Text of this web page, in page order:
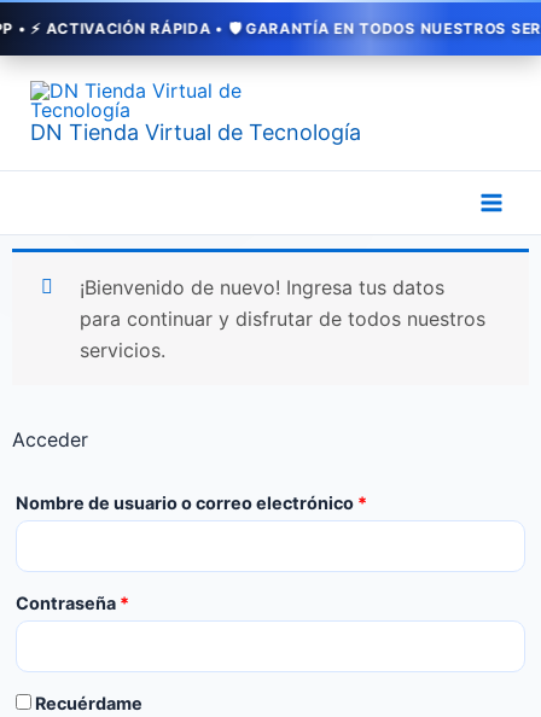
RÁPIDA • 🛡️ GARANTÍA EN TODOS NUESTROS
contenido
DN Tienda Virtual de Tecnología
¡Bienvenido de nuevo! Ingresa tus datos
para continuar y disfrutar de todos nuestros
servicios.
Acceder
Nombre de usuario o correo electrónico *
Contraseña *
Recuérdame